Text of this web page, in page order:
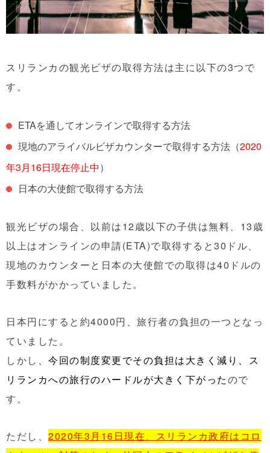
スリランカの観光ビザの取得方法は主に以下の3つで
す。
ETAを通してオンラインで取得する方法
現地のアライバルビザカウンターで取得する方法（2020
年3月16日現在停止中）
日本の大使館で取得する方法
観光ビザの場合、以前は12歳以下の子供は無料、13歳
以上はオンラインの申請(ETA)で取得すると30ドル、
現地のカウンターと日本の大使館での取得は40ドルの
手数料がかかっていました。
日本円にすると約4000円、旅行者の負担の一つとなっ
ていました。
しかし、 今回の制度変更でその負担は大きく減り、ス
リランカへの旅行のハードルが大きく下がったので
す。
ただし、 2020年3月16日現在、スリランカ政府はコロ